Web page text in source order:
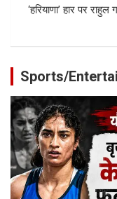
‘हरियाणा’ हार पर
Sports/